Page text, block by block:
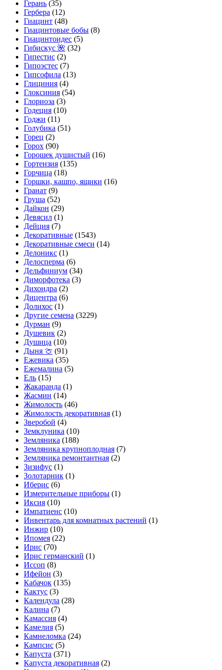
Герань (35)
Гербера (12)
Гиацинт (48)
Гиацинтовые бобы (8)
Гиацинтоидес (5)
Гибискус 🌺 (32)
Гипестис (2)
Гипоэстес (7)
Гипсофила (13)
Глициния (4)
Глоксиния (54)
Глориоза (3)
Годеция (10)
Годжи (11)
Голубика (51)
Горец (2)
Горох (90)
Горошек душистый (16)
Гортензия (135)
Горчица (18)
Горшки, кашпо, ящики (16)
Гранат (9)
Груша (52)
Дайкон (29)
Девясил (1)
Дейция (7)
Декоративные (1543)
Декоративные смеси (14)
Делоникс (1)
Делосперма (6)
Дельфиниум (34)
Диморфотека (3)
Дихондра (2)
Дицентра (6)
Долихос (1)
Другие семена (3229)
Дурман (9)
Душевик (2)
Душица (10)
Дыня 🍈 (91)
Ежевика (35)
Ежемалина (5)
Ель (15)
Жакаранда (1)
Жасмин (14)
Жимолость (46)
Жимолость декоративная (1)
Зверобой (4)
Земклуника (10)
Земляника (188)
Земляника крупноплодная (7)
Земляника ремонтантная (2)
Зизифус (1)
Золотарник (1)
Иберис (6)
Измерительные приборы (1)
Иксия (10)
Импатиенс (10)
Инвентарь для комнатных растений (1)
Инжир (10)
Ипомея (22)
Ирис (70)
Ирис германский (1)
Иссоп (8)
Ифейон (3)
Кабачок (135)
Кактус (3)
Календула (28)
Калина (7)
Камассия (4)
Камелия (5)
Камнеломка (24)
Кампсис (5)
Капуста (371)
Капуста декоративная (2)